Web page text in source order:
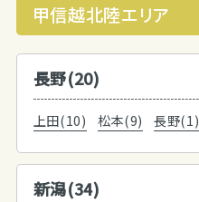
甲信越北陸エリア
長野(20)
上田(10) 松本(9) 長野(1)
新潟(34)